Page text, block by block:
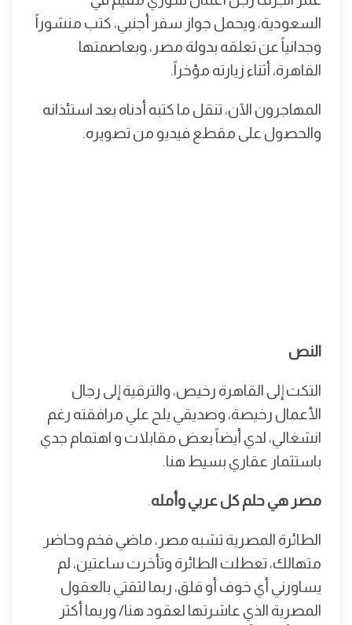
السعودية، ويحمل جواز سفر أجنبي، كتب منشوراً
وجدانياً عن تعلقه بدولة مصر، وبعاصمتها
القاهرة، أثناء زيارته مؤخراً.
المهاجرون الآن، تنقل ما كتبه أدناه بعد استئذانه
والحصول على مقطع فيديو من تصويره.
النص
التكت إلى القاهرة رخيص، والترقية إلى رجال
الأعمال رخيصة، وصديقي يلح علي مرافقته رغم
انشغالي، لدي أيضاً بعض مقابلات و اهتمام جدي
باستثمار عقاري بسيط هنا.
مصر هي حلم كل عربي وأمله.
الطائرة المصرية تشبه مصر، ماضي فخم وحاضر
متهالك، تعطلت الطائرة وتأخرت ساعتين، لم
يساورني أي خوف أو قلق، ربما لثقتي بالعقول
المصرية الذي عاشرتها لعقود هنا/ وربما أكثر